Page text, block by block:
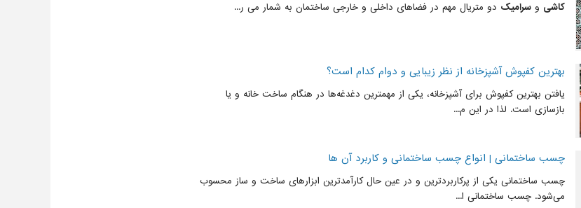
کاشی و سرامیک دو متریال مهم در فضاهای داخلی و خارجی ساختمان به شمار می ر...
بهترین کفپوش آشپزخانه از نظر زیبایی و دوام کدام است؟
یافتن بهترین کفپوش برای آشپزخانه، یکی از مهمترین دغدغه‌ها در هنگام ساخت خانه و یا
بازسازی است. لذا در این م...
چسب ساختمانی | انواع چسب ساختمانی و کاربرد آن ها
چسب‌ ساختمانی یکی از پرکاربردترین و در عین حال کارآمدترین ابزارهای ساخت و ساز محسوب
می‌شود. چسب‌ ساختمانی ا...